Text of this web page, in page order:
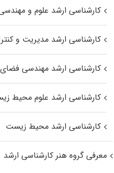
کارشناسی ارشد علوم و
کارشناسی ارشد مدیریت و
کارشناسی ارشد مهندسی
کارشناسی ارشد علوم محیط‌
کارشناسی ارشد محیط زیست
معرفی گروه هنر کارشناسی ارشد